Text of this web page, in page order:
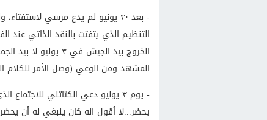
- بعد ٣٠ يونيو لم يدع مرسي
التنظيم الذي يتفتت بالنقد الذاتي عند
المشهد ومن الوعي (وصل الأمر
- يوم ٣ يوليو دعي الكتاتني
يحضر...لا أقول انه كان ينبغي له أن